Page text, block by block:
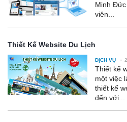
Minh
viên...
Thiết Kế Website Du Lịch
DỊCH VỤ -
Thiết kế
một việc
thiết kế
đến với...